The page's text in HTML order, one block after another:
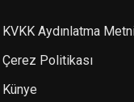
KVKK Aydınlatma
Çerez Politikası
Künye